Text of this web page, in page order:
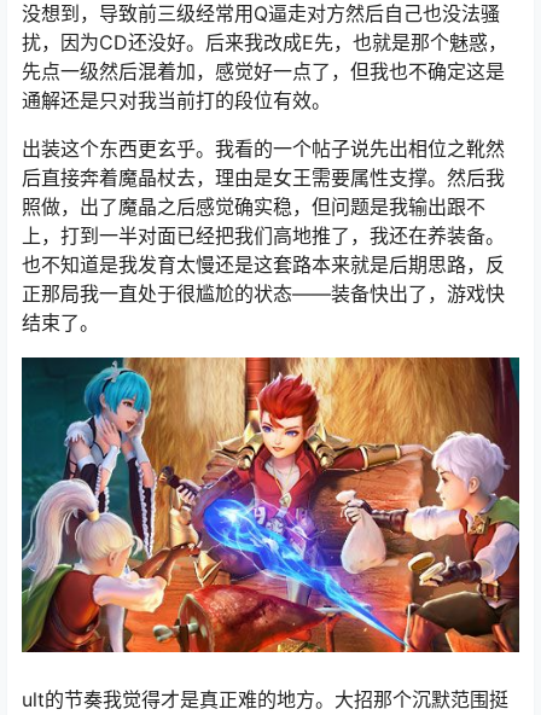
没想到，导致前三级经常用Q逼走对方然后自己也没法骚
扰，因为CD还没好。后来我改成E先，也就是那个魅惑，
先点一级然后混着加，感觉好一点了，但我也不确定这是
通解还是只对我当前打的段位有效。
出装这个东西更玄乎。我看的一个帖子说先出相位之靴然
后直接奔着魔晶杖去，理由是女王需要属性支撑。然后我
照做，出了魔晶之后感觉确实稳，但问题是我输出跟不
上，打到一半对面已经把我们高地推了，我还在养装备。
也不知道是我发育太慢还是这套路本来就是后期思路，反
正那局我一直处于很尴尬的状态——装备快出了，游戏快
结束了。
ult的节奏我觉得才是真正难的地方。大招那个沉默范围挺